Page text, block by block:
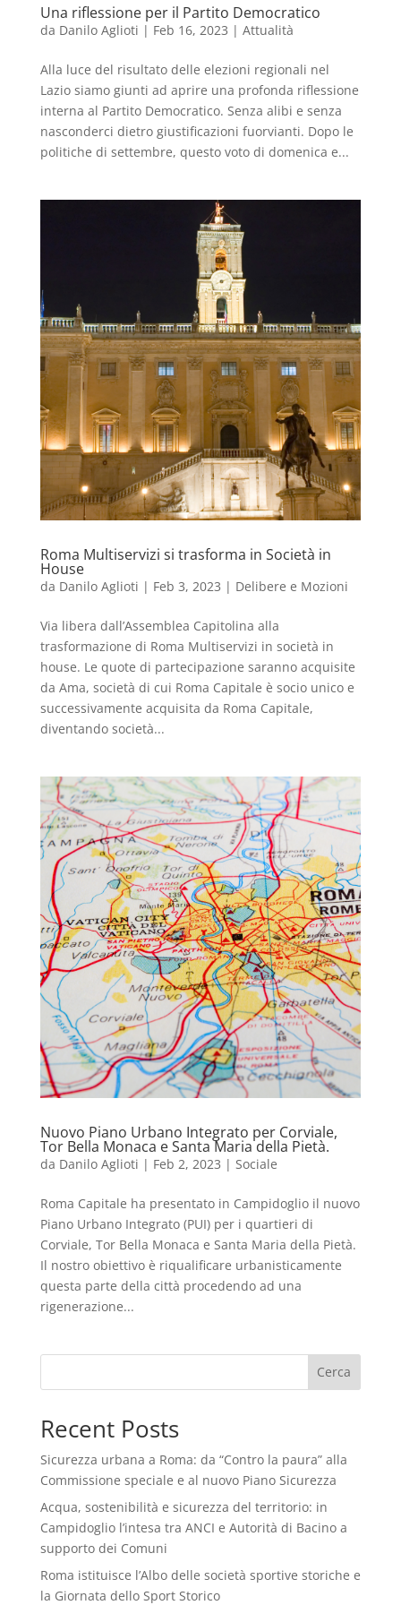
Una riflessione per il Partito Democratico
da Danilo Aglioti | Feb 16, 2023 | Attualità
Alla luce del risultato delle elezioni regionali nel
Lazio siamo giunti ad aprire una profonda riflessione
interna al Partito Democratico. Senza alibi e senza
nasconderci dietro giustificazioni fuorvianti. Dopo le
politiche di settembre, questo voto di domenica e...
Roma Multiservizi si trasforma in Società in
House
da Danilo Aglioti | Feb 3, 2023 | Delibere e Mozioni
Via libera dall’Assemblea Capitolina alla
trasformazione di Roma Multiservizi in società in
house. Le quote di partecipazione saranno acquisite
da Ama, società di cui Roma Capitale è socio unico e
successivamente acquisita da Roma Capitale,
diventando società...
Nuovo Piano Urbano Integrato per Corviale,
Tor Bella Monaca e Santa Maria della Pietà.
da Danilo Aglioti | Feb 2, 2023 | Sociale
Roma Capitale ha presentato in Campidoglio il nuovo
Piano Urbano Integrato (PUI) per i quartieri di
Corviale, Tor Bella Monaca e Santa Maria della Pietà.
Il nostro obiettivo è riqualificare urbanisticamente
questa parte della città procedendo ad una
rigenerazione...
Cerca
Recent Posts
Sicurezza urbana a Roma: da “Contro la paura” alla
Commissione speciale e al nuovo Piano Sicurezza
Acqua, sostenibilità e sicurezza del territorio: in
Campidoglio l’intesa tra ANCI e Autorità di Bacino a
supporto dei Comuni
Roma istituisce l’Albo delle società sportive storiche e
la Giornata dello Sport Storico